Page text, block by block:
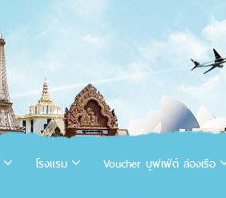
โรงแรม Voucher บุฟเฟ่ต์ ล่องเรือ